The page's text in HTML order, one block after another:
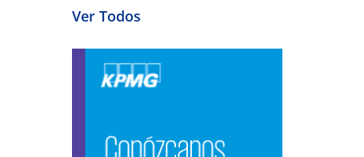
Ver Todos